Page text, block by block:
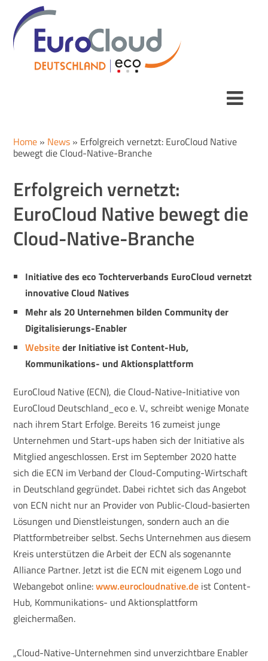
Home » News » Erfolgreich vernetzt: EuroCloud Native
bewegt die Cloud-Native-Branche
Erfolgreich vernetzt:
EuroCloud Native bewegt die
Cloud-Native-Branche
Initiative des eco Tochterverbands EuroCloud vernetzt
innovative Cloud Natives
Mehr als 20 Unternehmen bilden Community der
Digitalisierungs-Enabler
Websiteder Initiative ist Content-Hub,
Kommunikations- und Aktionsplattform
EuroCloud Native (ECN), die Cloud-Native-Initiative von
EuroCloud Deutschland_eco e. V., schreibt wenige Monate
nach ihrem Start Erfolge. Bereits 16 zumeist junge
Unternehmen und Start-ups haben sich der Initiative als
Mitglied angeschlossen. Erst im September 2020 hatte
sich die ECN im Verband der Cloud-Computing-Wirtschaft
in Deutschland gegründet. Dabei richtet sich das Angebot
von ECN nicht nur an Provider von Public-Cloud-basierten
Lösungen und Dienstleistungen, sondern auch an die
Plattformbetreiber selbst. Sechs Unternehmen aus diesem
Kreis unterstützen die Arbeit der ECN als sogenannte
Alliance Partner. Jetzt ist die ECN mit eigenem Logo und
Webangebot online:www.eurocloudnative.de ist Content-
Hub, Kommunikations- und Aktionsplattform
gleichermaßen.
„Cloud-Native-Unternehmen sind unverzichtbare Enabler